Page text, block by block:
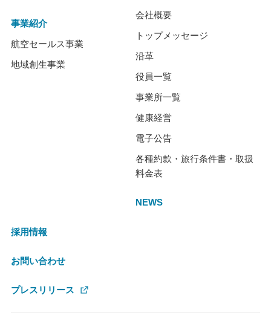
事業紹介
航空セールス事業
地域創生事業
会社概要
トップメッセージ
沿革
役員一覧
事業所一覧
健康経営
電子公告
各種約款・旅行条件書・取扱
料金表
NEWS
採用情報
お問い合わせ
プレスリリース